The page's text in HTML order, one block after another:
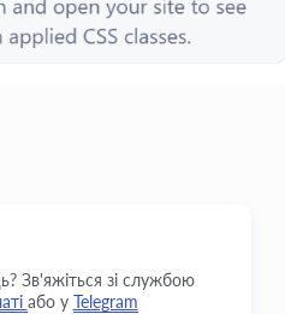
Зв'яжіться зі службою
або у Telegram